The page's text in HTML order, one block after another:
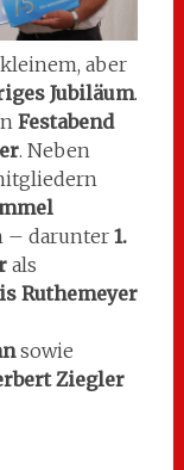
aber
Jubiläum.
Festabend
. Neben
– darunter1.
als
Ruthemeyer
sowie
Ziegler